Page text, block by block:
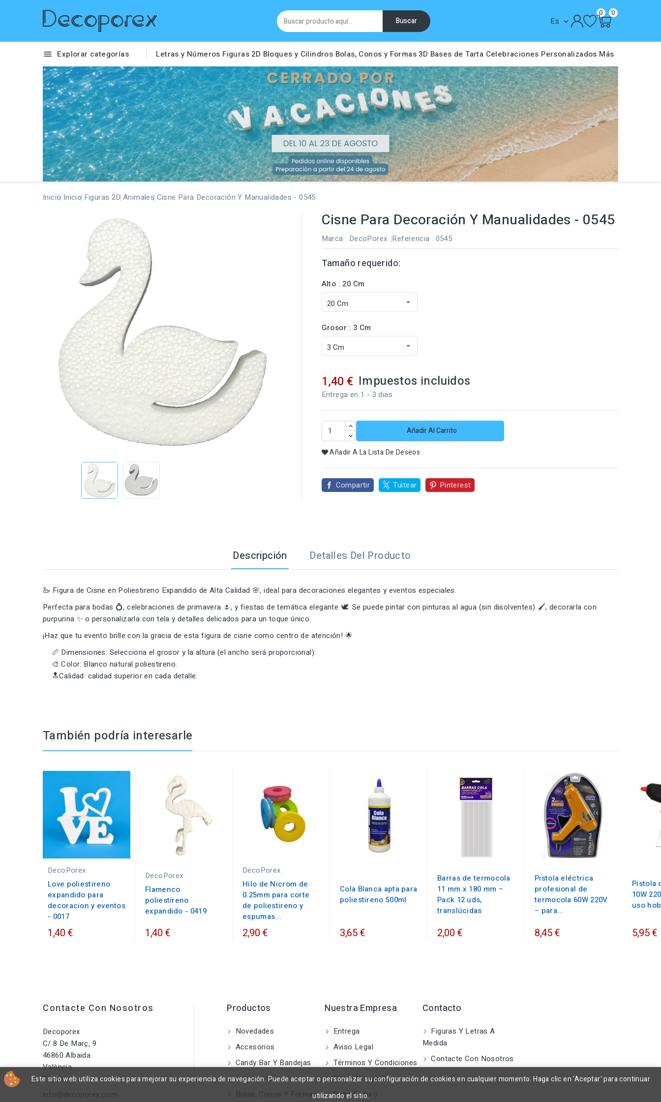
Buscar Es 
0 0
 Explorar categorías Letras y Números Figuras 2D Bloques y Cilindros Bolas, Conos y Formas 3D Bases de Tarta Celebraciones Personalizados Más
Inicio Inicio Figuras 2D Animales Cisne Para Decoración Y Manualidades - 0545
Cisne Para Decoración Y Manualidades - 0545
Marca : DecoPorex Referencia : 0545
Tamaño requerido:
Alto : 20 Cm
Grosor : 3 Cm
1,40 € Impuestos incluidos
Entrega en 1 - 3 dias
Añadir Al Carrito
Añadir A La Lista De Deseos
Compartir Tuitear Pinterest
Descripción Detalles Del Producto
🦢 Figura de Cisne en Poliestireno Expandido de Alta Calidad 🌸, ideal para decoraciones elegantes y eventos especiales.
Perfecta para bodas 💍, celebraciones de primavera 🌷, y fiestas de temática elegante 🕊️. Se puede pintar con pinturas al agua (sin disolventes) 🖌️, decorarla con
purpurina ✨ o personalizarla con tela y detalles delicados para un toque único.
¡Haz que tu evento brille con la gracia de esta figura de cisne como centro de atención! 🌟
📏 Dimensiones: Selecciona el grosor y la altura (el ancho será proporcional).
🎨 Color: Blanco natural poliestireno.
🔝Calidad: calidad superior en cada detalle.
También podría interesarle
DecoPorex
Love poliestireno
expandido para
decoracion y eventos
- 0017
1,40 €
DecoPorex
Flamenco
poliestireno
expandido - 0419
1,40 €
DecoPorex
Hilo de Nicrom de
0.25mm para corte
de poliestireno y
espumas...
2,90 €
Cola Blanca apta para
poliestireno 500ml
3,65 €
Barras de termocola
11 mm x 180 mm –
Pack 12 uds,
translúcidas
2,00 €
Pistola eléctrica
profesional de
termocola 60W 220V
– para...
8,45 €
Pistola
10W
uso
5,95 €
Contacte Con Nosotros
Decoporex
C/ 8 De Març, 9
46860 Albaida
València
España
info@decoporex.com
Productos
Novedades
Accesorios
Candy Bar Y Bandejas
Letras Y Números
Bolas, Conos Y Formas
Nuestra Empresa
Entrega
Aviso Legal
Términos Y Condiciones
Sobre Nosotros
Pago Seguro
Contacto
Figuras Y Letras A
Medida
Contacte Con Nosotros
Este sitio web utiliza cookies para mejorar su experiencia de navegación. Puede aceptar o personalizar su configuración de cookies en cualquier momento. Haga clic en 'Aceptar' para continuar
utilizando el sitio.